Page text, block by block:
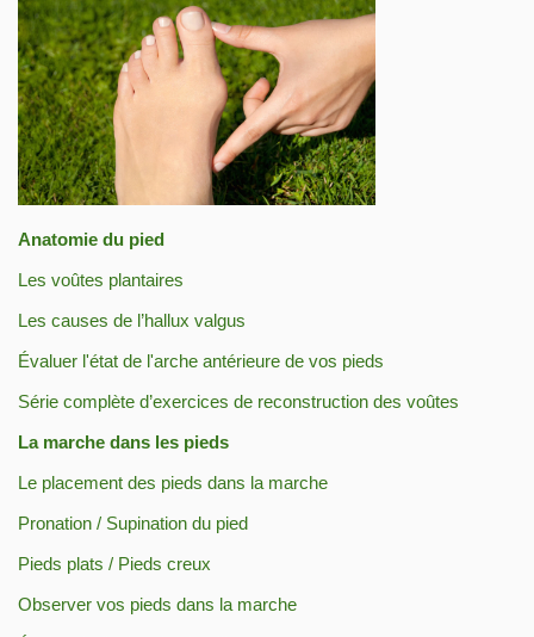
Anatomie du pied
Les voûtes plantaires
Les causes de l’hallux valgus
Évaluer l'état de l'arche antérieure de vos pieds
Série complète d’exercices de reconstruction des voûtes
La marche dans les pieds
Le placement des pieds dans la marche
Pronation / Supination du pied
Pieds plats / Pieds creux
Observer vos pieds dans la marche